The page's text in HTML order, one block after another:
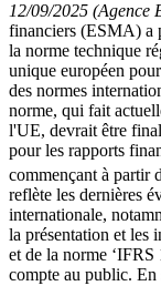
12/09/2025 (Agence
financiers (ESMA) a
la norme technique
unique européen
des normes
norme, qui fait
l'UE, devrait être
pour les rapports
commençant à partir
reflète les dernières
internationale,
la présentation et les
et de la norme ‘IFRS
compte au public. En